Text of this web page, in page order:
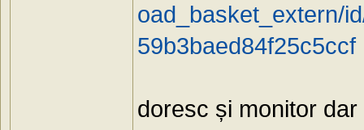
oad_basket_extern/
59b3baed84f25c5ccf
doresc și monitor